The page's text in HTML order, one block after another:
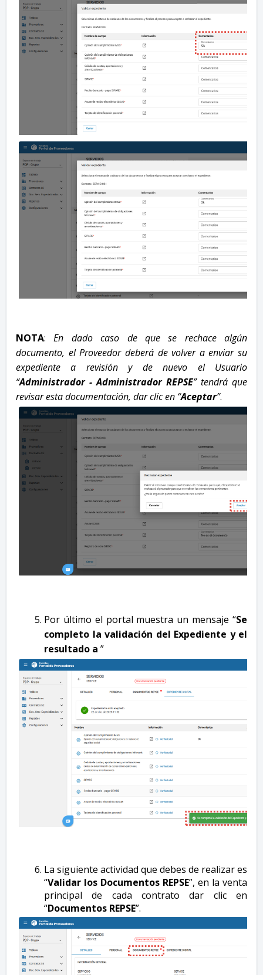
NOTA:En dado caso de que se rechace algún
documento, el Proveedor deberá de volver a enviar su
expediente a revisión y de nuevo el Usuario
“Administrador - Administrador REPSE” tendrá que
revisar esta documentación, dar clic en “Aceptar”.
Por último el portal muestra un mensaje “Se
completo la validación del Expediente y el
resultado a ”
La siguiente actividad que debes de realizar es
“Validar los Documentos REPSE”, en la venta
principal de cada contrato dar clic en
“Documentos REPSE”.